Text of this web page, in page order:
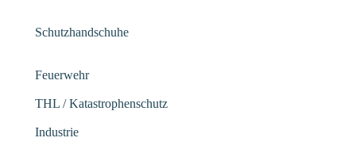
Schutzhandschuhe
Feuerwehr
THL / Katastrophenschutz
Industrie